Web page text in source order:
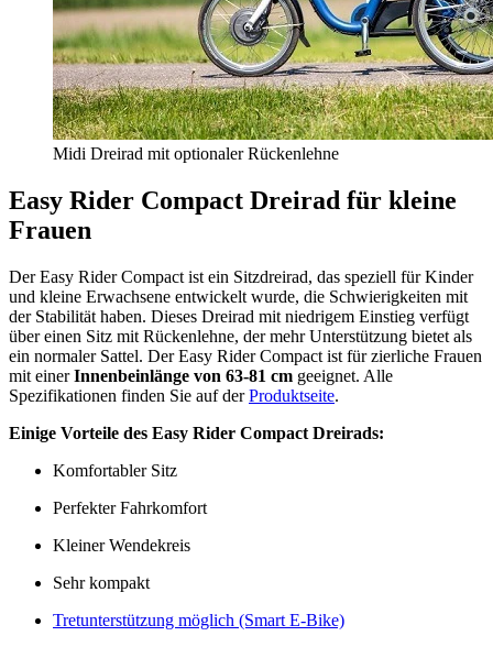
Midi Dreirad mit optionaler Rückenlehne
Easy Rider Compact Dreirad für kleine
Frauen
Der Easy Rider Compact ist ein Sitzdreirad, das speziell für Kinder
und kleine Erwachsene entwickelt wurde, die Schwierigkeiten mit
der Stabilität haben. Dieses Dreirad mit niedrigem Einstieg verfügt
über einen Sitz mit Rückenlehne, der mehr Unterstützung bietet als
ein normaler Sattel. Der Easy Rider Compact ist für zierliche Frauen
mit einerInnenbeinlänge von 63-81 cm geeignet. Alle
Spezifikationen finden Sie auf derProduktseite.
Einige Vorteile des Easy Rider Compact Dreirads:
Komfortabler Sitz
Perfekter Fahrkomfort
Kleiner Wendekreis
Sehr kompakt
Tretunterstützung möglich (Smart E-Bike)